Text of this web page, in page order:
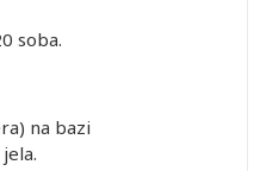
soba.
na bazi